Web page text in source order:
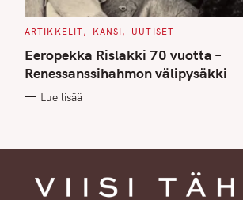
C
T
E
G
O
I
ARTIKKELIT KANSI UUTISET
Eeropekka Rislakki 70 vuotta –
Renessanssihahmon välipysäkki
Lue lisää